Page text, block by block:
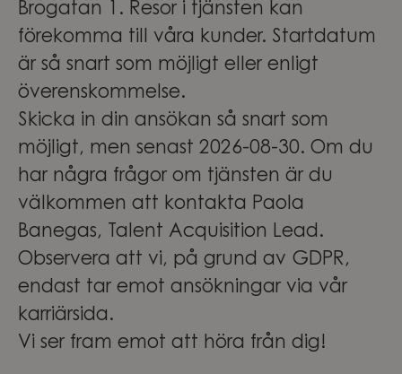
Brogatan 1. Resor i tjänsten kan
förekomma till våra kunder. Startdatum
är så snart som möjligt eller enligt
överenskommelse.
Skicka in din ansökan så snart som
möjligt, men senast 2026-08-30. Om du
har några frågor om tjänsten är du
välkommen att kontakta Paola
Banegas, Talent Acquisition Lead.
Observera att vi, på grund av GDPR,
endast tar emot ansökningar via vår
karriärsida.
Vi ser fram emot att höra från dig!